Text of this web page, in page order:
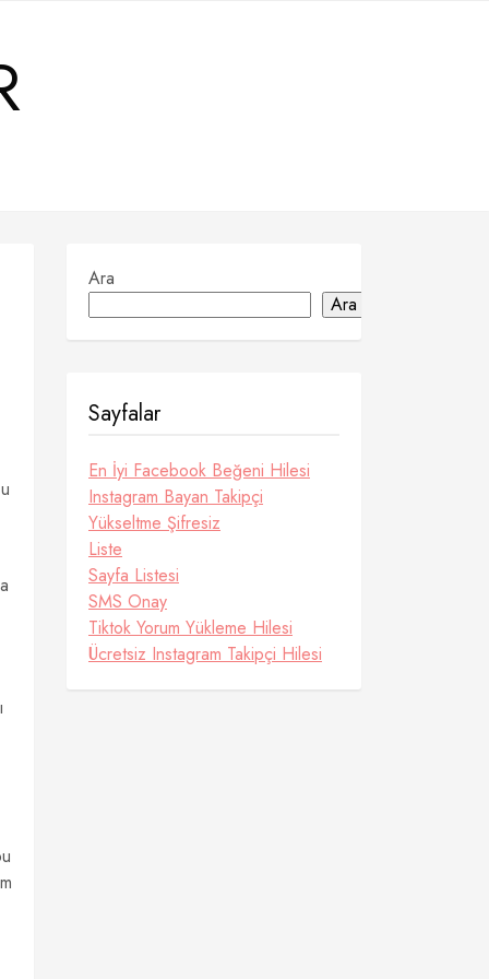
Ara
Ara
Sayfalar
En İyi Facebook Beğeni Hilesi
Instagram Bayan Takipçi
Yükseltme Şifresiz
Liste
Sayfa Listesi
SMS Onay
Tiktok Yorum Yükleme Hilesi
Ücretsiz Instagram Takipçi Hilesi